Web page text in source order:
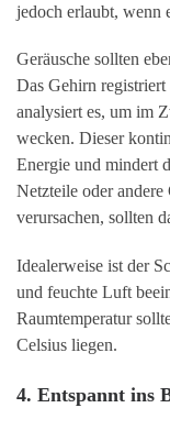
jedoch erlaubt, wenn
Geräusche sollten
Das Gehirn registriert
analysiert es, um im
wecken. Dieser
Energie und mindert
Netzteile oder andere
verursachen, sollten
Idealerweise ist der
und feuchte Luft
Raumtemperatur
Celsius liegen.
4. Entspannt ins